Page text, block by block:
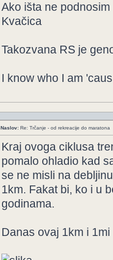
Ako išta ne
Kvačica
Takozvana RS je
I know who I am
Naslov: Re: Trčanje - od rekreacije do maratona
Kraj ovoga ciklusa
pomalo ohladio kad
se ne misli na
1km. Fakat bi, ko i u
godinama.
Danas ovaj 1km i